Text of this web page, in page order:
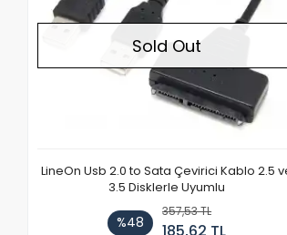
Sold Out
LineOn Usb 2.0 to Sata Çevirici Kablo 2.5
3.5 Disklerle Uyumlu
%48
357,53 TL